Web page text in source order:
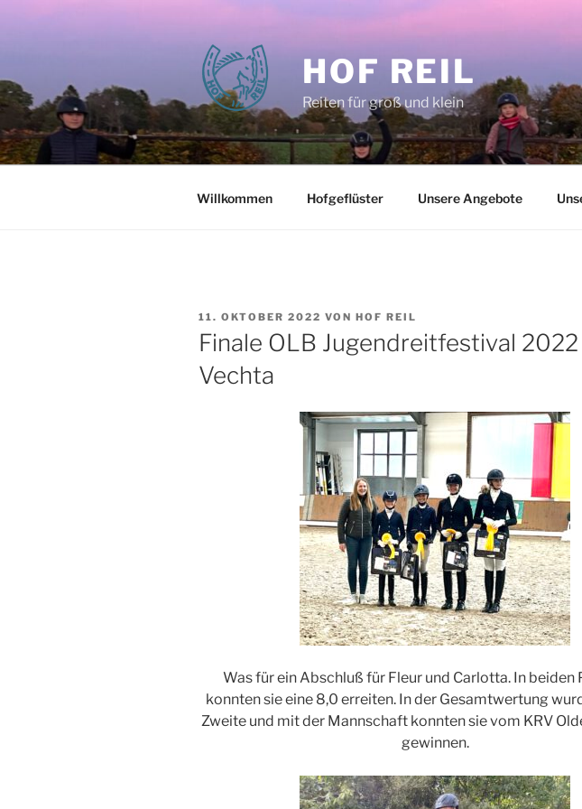
HOF REIL
Reiten für groß und klein
Willkommen Hofgeflüster Unsere Angebote
VERÖFFENTLICHT
AM
11. OKTOBER 2022 VON HOF REIL
Finale OLB Jugendreitfestival 2022
Vechta
Was für ein Abschluß für Fleur und Carlotta. In beiden
konnten sie eine 8,0 erreiten. In der Gesamtwertung
Zweite und mit der Mannschaft konnten sie vom KRV
gewinnen.